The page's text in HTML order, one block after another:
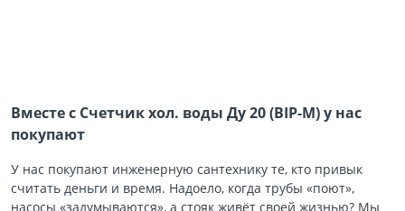
Вместе с Счетчик хол. воды Ду 20 (BIP-М) у нас
покупают
У нас покупают инженерную сантехнику те, кто привык
считать деньги и время. Надоело, когда трубы «поют»,
насосы «задумываются», а стояк живёт своей жизнью? Мы